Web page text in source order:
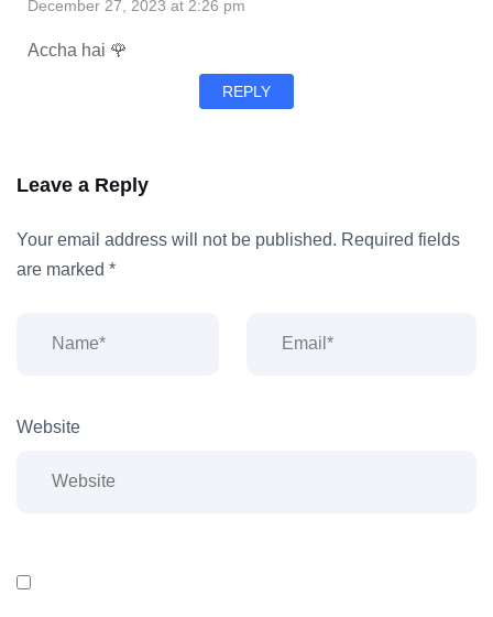
December 27, 2023 at 2:26 pm
Accha hai 🌹
REPLY
Leave a Reply
Your email address will not be published. Required fields
are marked *
Website